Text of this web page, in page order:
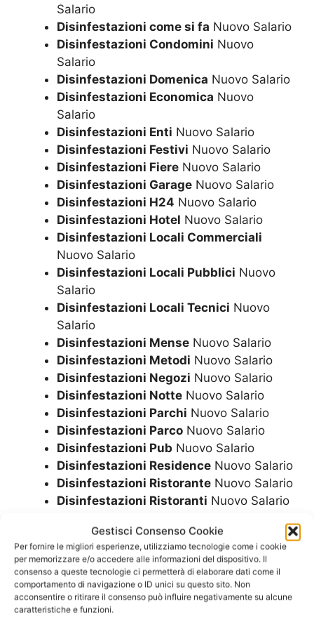
Gestisci Consenso Cookie
Per fornire le migliori esperienze, utilizziamo tecnologie come i cookie
per memorizzare e/o accedere alle informazioni del dispositivo. Il
consenso a queste tecnologie ci permetterà di elaborare dati come il
comportamento di navigazione o ID unici su questo sito. Non
acconsentire o ritirare il consenso può influire negativamente su alcune
caratteristiche e funzioni.
Salario
Disinfestazioni come si fa Nuovo Salario
Disinfestazioni Condomini Nuovo
Salario
Disinfestazioni Domenica Nuovo Salario
Disinfestazioni Economica Nuovo
Salario
Disinfestazioni Enti Nuovo Salario
Disinfestazioni Festivi Nuovo Salario
Disinfestazioni Fiere Nuovo Salario
Disinfestazioni Garage Nuovo Salario
Disinfestazioni H24 Nuovo Salario
Disinfestazioni Hotel Nuovo Salario
Disinfestazioni Locali Commerciali
Nuovo Salario
Disinfestazioni Locali Pubblici Nuovo
Salario
Disinfestazioni Locali Tecnici Nuovo
Salario
Disinfestazioni Mense Nuovo Salario
Disinfestazioni Metodi Nuovo Salario
Disinfestazioni Negozi Nuovo Salario
Disinfestazioni Notte Nuovo Salario
Disinfestazioni Parchi Nuovo Salario
Disinfestazioni Parco Nuovo Salario
Disinfestazioni Pub Nuovo Salario
Disinfestazioni Residence Nuovo Salario
Disinfestazioni Ristorante Nuovo Salario
Disinfestazioni Ristoranti Nuovo Salario
Disinfestazioni SistemiNuovo Salario
Disinfestazioni Topi in CasaNuovo
Salario
Disinfestazioni Topi in GiardinoNuovo
Salario